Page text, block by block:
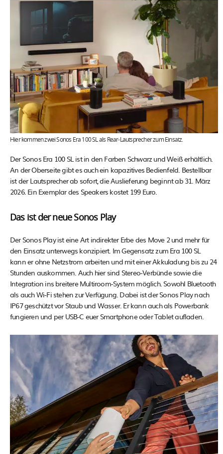
Hier kommen zwei Sonos Era 100 SL als Rear-Lautsprecher zum Einsatz.
Der Sonos Era 100 SL ist in den Farben Schwarz und Weiß erhältlich.
An der Oberseite gibt es auch ein kapazitives Bedienfeld. Bestellbar
ist der Lautsprecher ab sofort, die Auslieferung beginnt ab 31. März
2026. Ein Exemplar des Speakers kostet 199 Euro.
Das ist der neue Sonos Play
Der Sonos Play ist eine Art indirekter Erbe des Move 2 und mehr für
den Einsatz unterwegs konzipiert. Im Gegensatz zum Era 100 SL
kann er ohne Netzstrom arbeiten und mit einer Akkuladung bis zu 24
Stunden auskommen. Auch hier sind Stereo-Verbünde sowie die
Integration ins breitere Multiroom-System möglich. Sowohl Bluetooth
als auch Wi-Fi stehen zur Verfügung. Dabei ist der Sonos Play nach
IP67 geschützt vor Staub und Wasser. Er kann auch als Powerbank
fungieren und per USB-C euer Smartphone oder Tablet aufladen.